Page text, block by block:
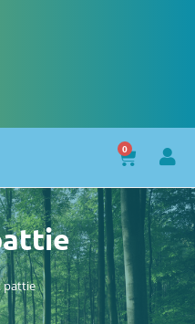
0
pattie